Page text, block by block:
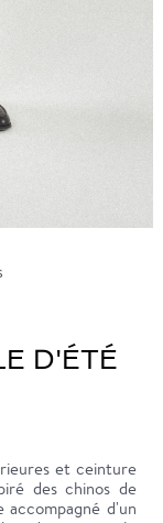
D'ÉTÉ
et ceinture
des chinos de
d'un